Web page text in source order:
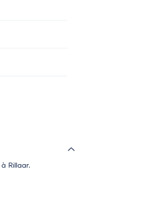
Rillaar.